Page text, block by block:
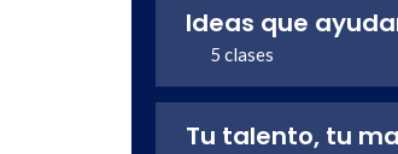
Ideas que
5 clases
Tu talento, tu